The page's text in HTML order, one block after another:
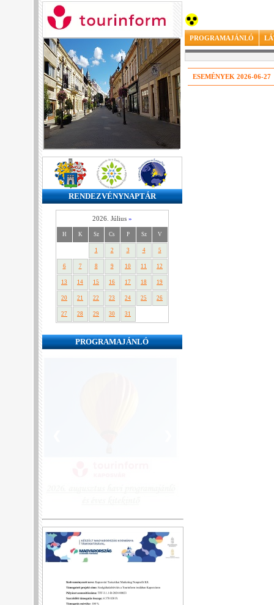
RENDEZVÉNYNAPTÁR
2026. Július »
H K Sz Cs P Sz V
1 2 3 4 5
6 7 8 9 10 11 12
13 14 15 16 17 18 19
20 21 22 23 24 25 26
27 28 29 30 31
PROGRAMAJÁNLÓ
PROGRAMAJÁNLÓ
ESEMÉNYEK 2026-06-27